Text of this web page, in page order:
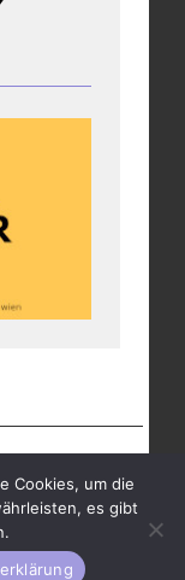
Cookies, um die
es gibt